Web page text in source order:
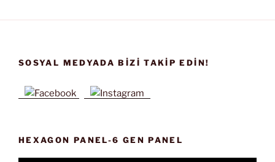
SOSYAL MEDYADA BIZI TAKIP EDIN!
HEXAGON PANEL-6 GEN PANEL